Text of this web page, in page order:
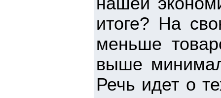
итоге? На
меньше
выше
Речь идет о